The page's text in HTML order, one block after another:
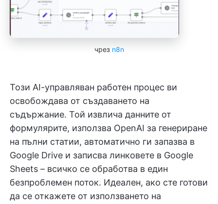
чрез n8n
Този AI-управляван работен процес ви
освобождава от създаването на
съдържание. Той извлича данните от
формулярите, използва OpenAI за генериране
на пълни статии, автоматично ги запазва в
Google Drive и записва линковете в Google
Sheets – всичко се обработва в един
безпроблемен поток. Идеален, ако сте готови
да се откажете от използването на